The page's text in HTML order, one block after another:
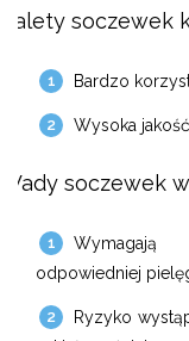
Zalety soczewek
Bardzo
Wysoka
Wady soczewek
Wymagają
odpowiedniej
Ryzyko